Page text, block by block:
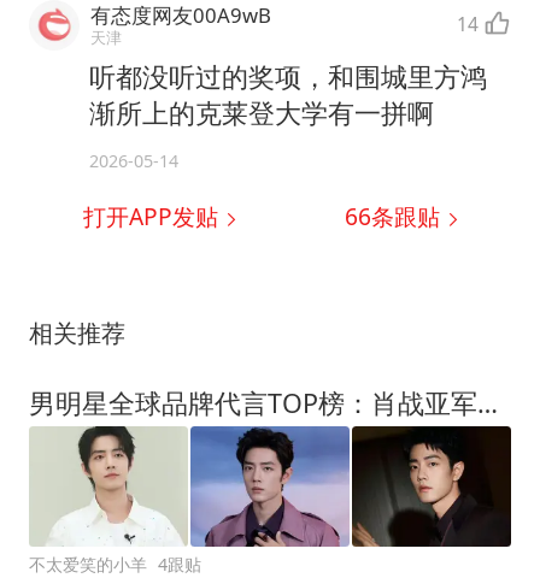
有态度网友00A9wB
天津 14
听都没听过的奖项，和围城里方鸿
渐所上的克莱登大学有一拼啊
2026-05-14
打开APP发贴 66条跟贴
相关推荐
男明星全球品牌代言TOP榜：肖战亚军，榜首太强势
不太爱笑的小羊 4跟贴